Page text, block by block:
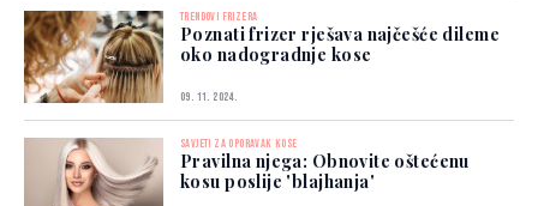
TRENDOVI FRIZERA
Poznati frizer rješava najčešće dileme
oko nadogradnje kose
09. 11. 2024.
SAVJETI ZA OPORAVAK KOSE
Pravilna njega: Obnovite oštećenu
kosu poslije 'blajhanja'